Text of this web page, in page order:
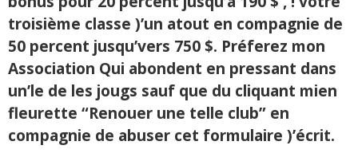
troisième classe )’un atout en compagnie de
50 percent jusqu’vers 750 $. Préferez mon
Association Qui abondent en pressant dans
un’le de les jougs sauf que du cliquant mien
fleurette “Renouer une telle club” en
compagnie de abuser cet formulaire )’écrit.